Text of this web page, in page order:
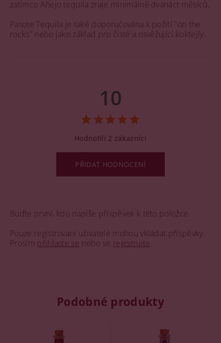
zatímco Añejo tequila zraje minimálně dvanáct měsíců.
Pasote Tequila je také doporučována k požití "on the
rocks" nebo jako základ pro čisté a osvěžující koktejly.
Buďte první, kdo napíše příspěvek k této položce.
Pouze registrovaní uživatelé mohou vkládat příspěvky.
Prosím přihlaste se nebo se registrujte
10
Hodnotili 2 zákazníci
PŘIDAT HODNOCENÍ
Podobné produkty